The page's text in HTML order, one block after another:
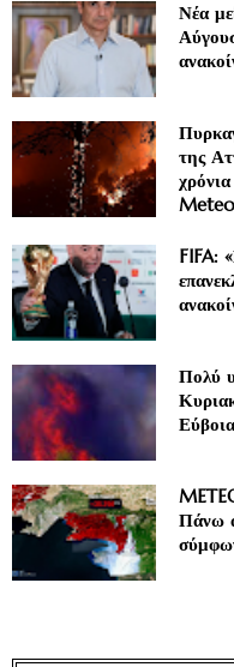
Νέα
της
FIFA:
Πολύ
Εύβοια
Πάνω